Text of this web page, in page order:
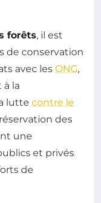
forêts, il est
de conservation
avec les ONG,
la
lutte contre le
des
une
et privés
de